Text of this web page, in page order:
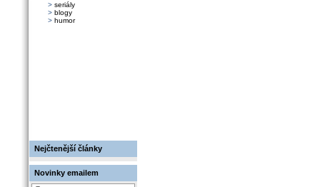
> seriály
> blogy
> humor
Nejčtenější články
Novinky emailem